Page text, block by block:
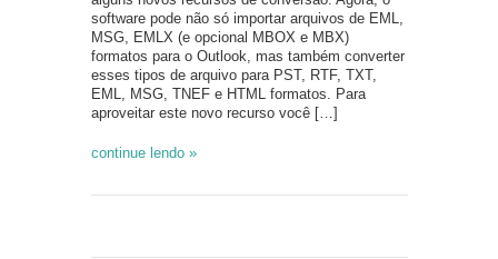
software pode não só importar arquivos de EML,
MSG, EMLX (e opcional MBOX e MBX)
formatos para o Outlook, mas também converter
esses tipos de arquivo para PST, RTF, TXT,
EML, MSG, TNEF e HTML formatos. Para
aproveitar este novo recurso você […]
continue lendo »